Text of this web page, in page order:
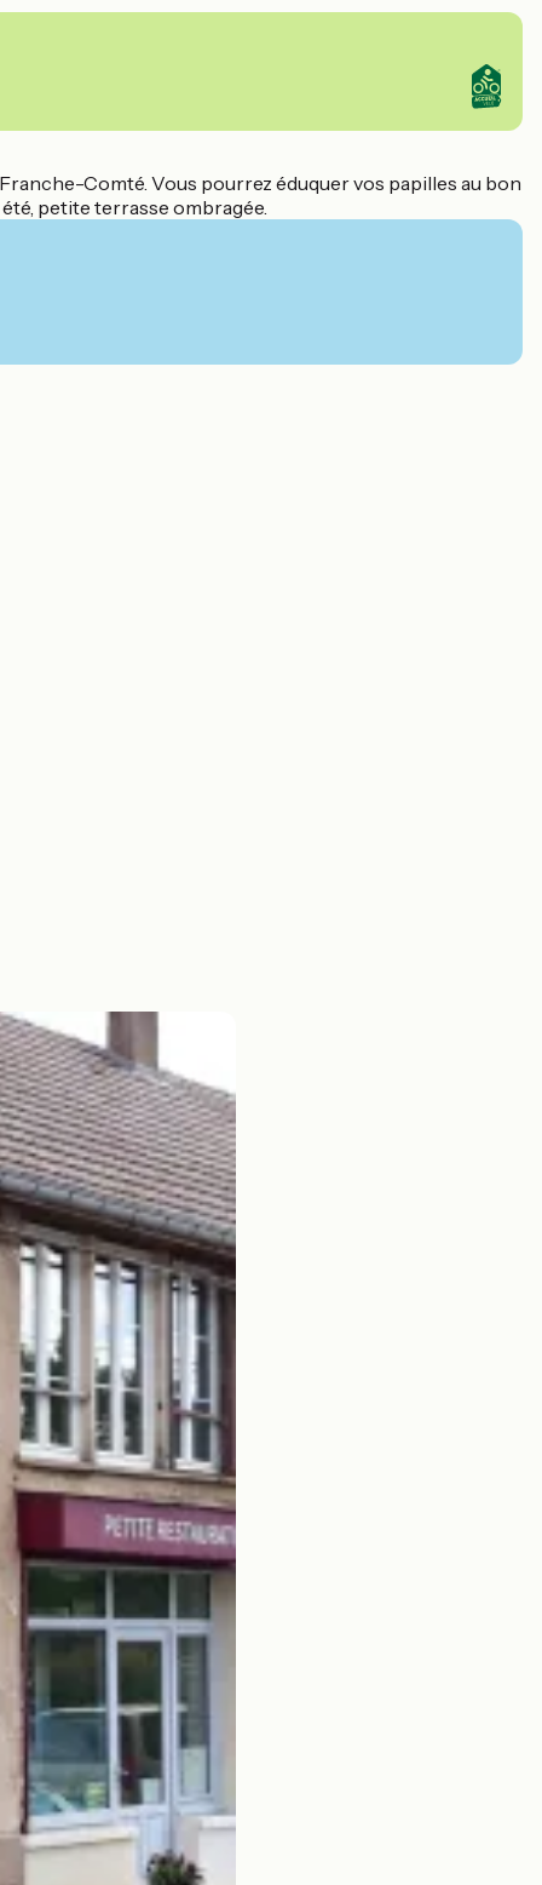
Comté. Vous pourrez éduquer vos papilles au bon
petite terrasse ombragée.